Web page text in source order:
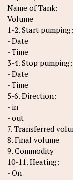
Name of Tank:
Volume
1-2. Start pumping:
- Date
- Time
3-4. Stop pumping:
- Date
- Time
5-6. Direction:
- in
- out
7. Transferred
8. Final volume
9. Commodity
10-11. Heating:
- On